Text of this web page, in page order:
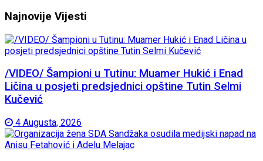
Najnovije Vijesti
/VIDEO/ Šampioni u Tutinu: Muamer Hukić i Enad
Ličina u posjeti predsjednici opštine Tutin Selmi
Kučević
4 Augusta, 2026